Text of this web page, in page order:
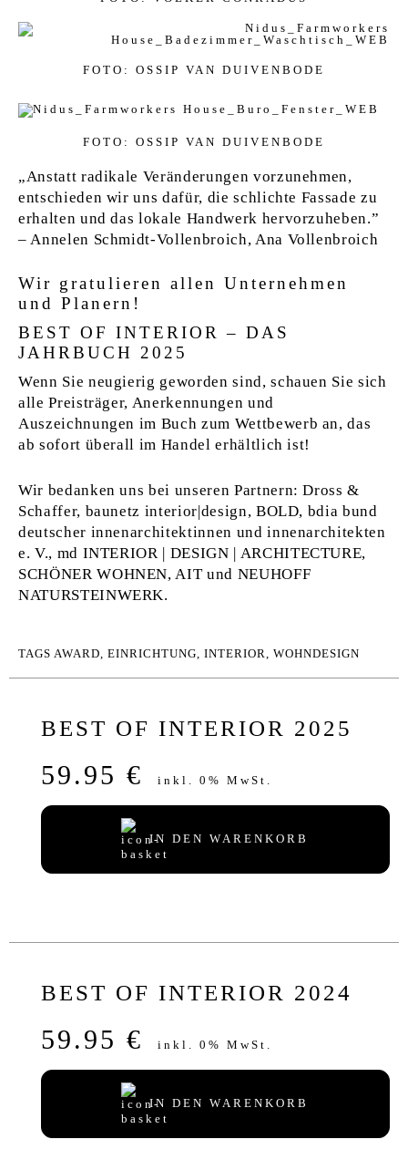
FOTO: OSSIP VAN DUIVENBODE
FOTO: OSSIP VAN DUIVENBODE
„Anstatt radikale Veränderungen vorzunehmen,
entschieden wir uns dafür, die schlichte Fassade zu
erhalten und das lokale Handwerk hervorzuheben.”
– Annelen Schmidt-Vollenbroich, Ana Vollenbroich
Wir gratulieren allen Unternehmen
und Planern!
BEST OF INTERIOR – DAS
JAHRBUCH 2025
Wenn Sie neugierig geworden sind, schauen Sie sich
alle Preisträger, Anerkennungen und
Auszeichnungen im Buch zum Wettbewerb an, das
ab sofort überall im Handel erhältlich ist!
Wir bedanken uns bei unseren Partnern: Dross &
Schaffer, baunetz interior|design, BOLD, bdia bund
deutscher innenarchitektinnen und innenarchitekten
e. V., md INTERIOR | DESIGN | ARCHITECTURE,
SCHÖNER WOHNEN, AIT und NEUHOFF
NATURSTEINWERK.
TAGS AWARD EINRICHTUNG INTERIOR WOHNDESIGN
BEST OF INTERIOR 2025
59.95 € inkl. 0% MwSt.
IN DEN WARENKORB
BEST OF INTERIOR 2024
59.95 € inkl. 0% MwSt.
IN DEN WARENKORB